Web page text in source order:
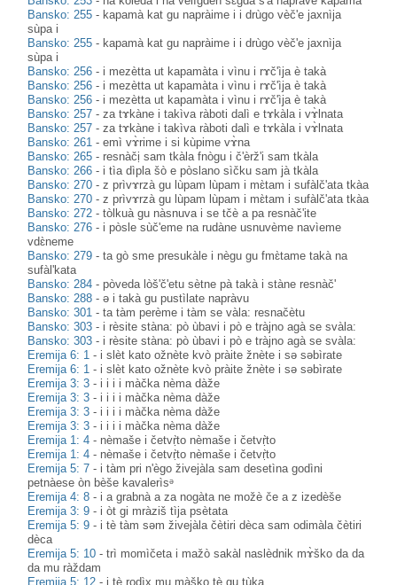
Bansko: 255 - kapamà kat gu napràime i i drùgo vèč'e jaxnìja
sùpa i
Bansko: 255 - kapamà kat gu napràime i i drùgo vèč'e jaxnìja
sùpa i
Bansko: 256 - i mezètta ut kapamàta i vìnu i rɤč'ìja è takà
Bansko: 256 - i mezètta ut kapamàta i vìnu i rɤč'ìja è takà
Bansko: 256 - i mezètta ut kapamàta i vìnu i rɤč'ìja è takà
Bansko: 257 -za tɤkàne i takìva ràboti dalì e tɤkàla i vɤ̀lnata
Bansko: 257 -za tɤkàne i takìva ràboti dalì e tɤkàla i vɤ̀lnata
Bansko: 261 -emì vɤ̀rime i si kùpime vɤ̀na
Bansko: 265 - resnàčị sam tkàla fnògu i č'èrž'i sam tkàla
Bansko: 266 - i tìa dìpla šò e pòslano sìčku sam jà tkàla
Bansko: 270 -z prìvɤrzà gu lùpam lùpam i mɛ̀tam i sufàlč'ata tkàa
Bansko: 270 -z prìvɤrzà gu lùpam lùpam i mɛ̀tam i sufàlč'ata tkàa
Bansko: 272 -tòlkuà gu nàsnuva i se tčè a pa resnàč'ite
Bansko: 276 - i pòsle sùč'eme na rudàne usnuvème navìeme
vdɛ̀neme
Bansko: 279 -ta gò sme presukàle i nègu gu fmɛ̀tame takà na
sufàl'kata
Bansko: 284 -pòveda lòš'č'etu sètne pà takà i stàne resnàč'
Bansko: 288 -ә i takà gu pustìlate napràvu
Bansko: 301 -ta tàm perème i tàm se vàla: resnačètu
Bansko: 303 - i rèsite stàna: pò ùbavi i pò e tràjno agà se svàla:
Bansko: 303 - i rèsite stàna: pò ùbavi i pò e tràjno agà se svàla:
Eremija 6: 1 - i slèt kato ožnète kvò pràite žnète i sə səbìrate
Eremija 6: 1 - i slèt kato ožnète kvò pràite žnète i sə səbìrate
Eremija 3: 3 - i i i i màčka nèma dàže
Eremija 3: 3 - i i i i màčka nèma dàže
Eremija 3: 3 - i i i i màčka nèma dàže
Eremija 3: 3 - i i i i màčka nèma dàže
Eremija 1: 4 - nèmaše i četvṛ̀to nèmaše i četvṛ̀to
Eremija 1: 4 - nèmaše i četvṛ̀to nèmaše i četvṛ̀to
Eremija 5: 7 - i tàm pri n'ègo živejàla sam desetìna godìni
petnàese òn bèše kavalerìsᵊ
Eremija 4: 8 - i a grabnà a za nogàta ne možè če a z izedèše
Eremija 3: 9 - i òt gi mràziš tìja psètata
Eremija 5: 9 - i tè tàm səm živejàla čètiri dèca sam odimàla čètiri
dèca
Eremija 5: 10 -trì momìčeta i mažò sakàl naslèdnik mɤ̀ško da da
da mu ràždam
Eremija 5: 12 - i tè rodìx mu màško tè gu tùka